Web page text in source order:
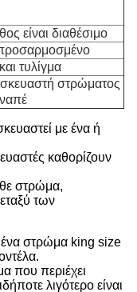
είναι διαθέσιμο
τυλίγμα
στρώματος
με ένα ή
καθορίζουν
στρώμα,
των
ένα στρώμα king size
που περιέχει
λιγότερο είναι